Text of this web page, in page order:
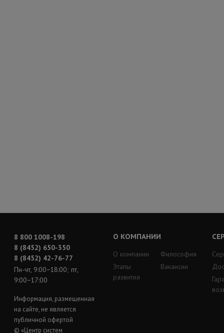
8 800 1008-198
8 (8452) 650-350
8 (8452) 42-76-77
Пн-чт, 9:00−18:00; пт,
9:00−17:00
Информация, размещенная
на сайте, не является
публичной офертой
© «Центр систем
О КОМПАНИИ
О компании
Этапы
развития
Философия
Вакансии